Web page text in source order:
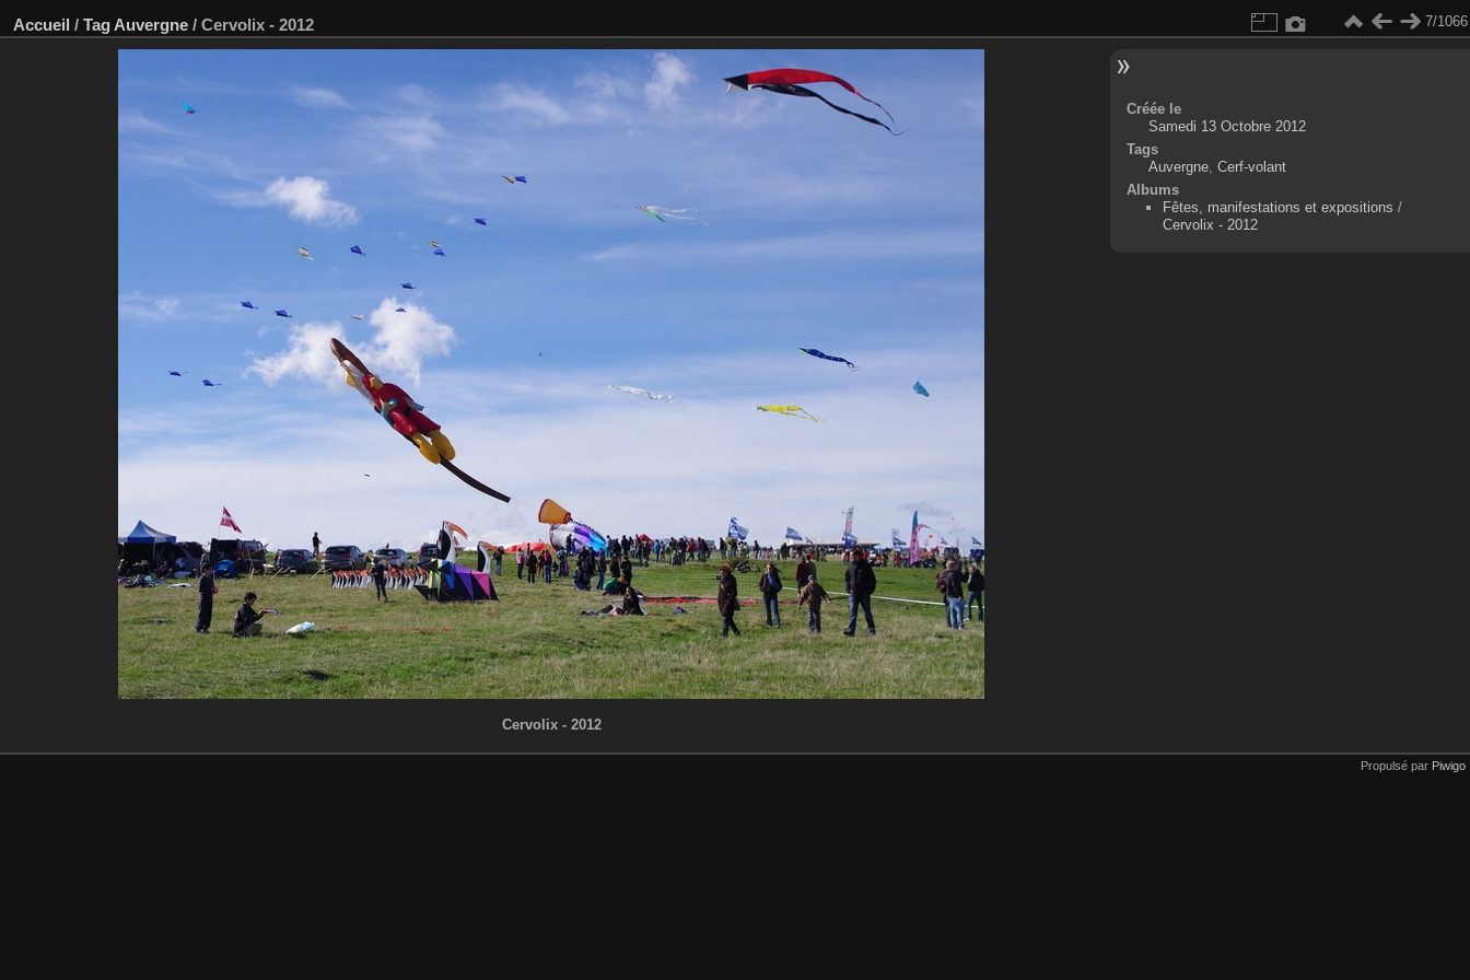
Accueil / Tag Auvergne / Cervolix - 2012 7/1066
Cervolix - 2012
Créée le
Samedi 13 Octobre 2012
Tags
Auvergne, Cerf-volant
Albums
Fêtes, manifestations et expositions /
Cervolix - 2012
Propulsé par Piwigo